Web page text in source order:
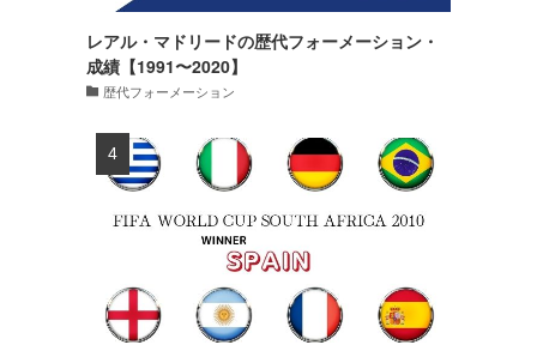
レアル・マドリードの歴代フォーメーション・
成績【1991〜2020】
歴代フォーメーション